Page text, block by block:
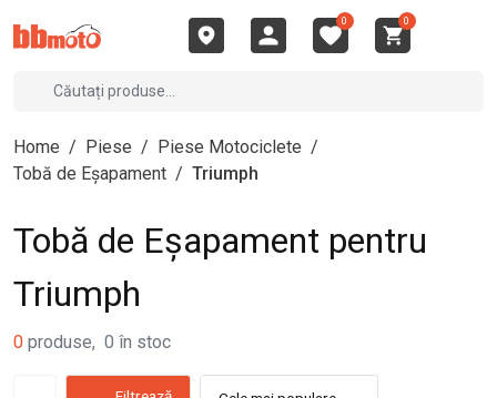
0 0
Home / Piese / Piese Motociclete /
Tobă de Eșapament / Triumph
Tobă de Eșapament pentru
Triumph
0 produse, 0 în stoc